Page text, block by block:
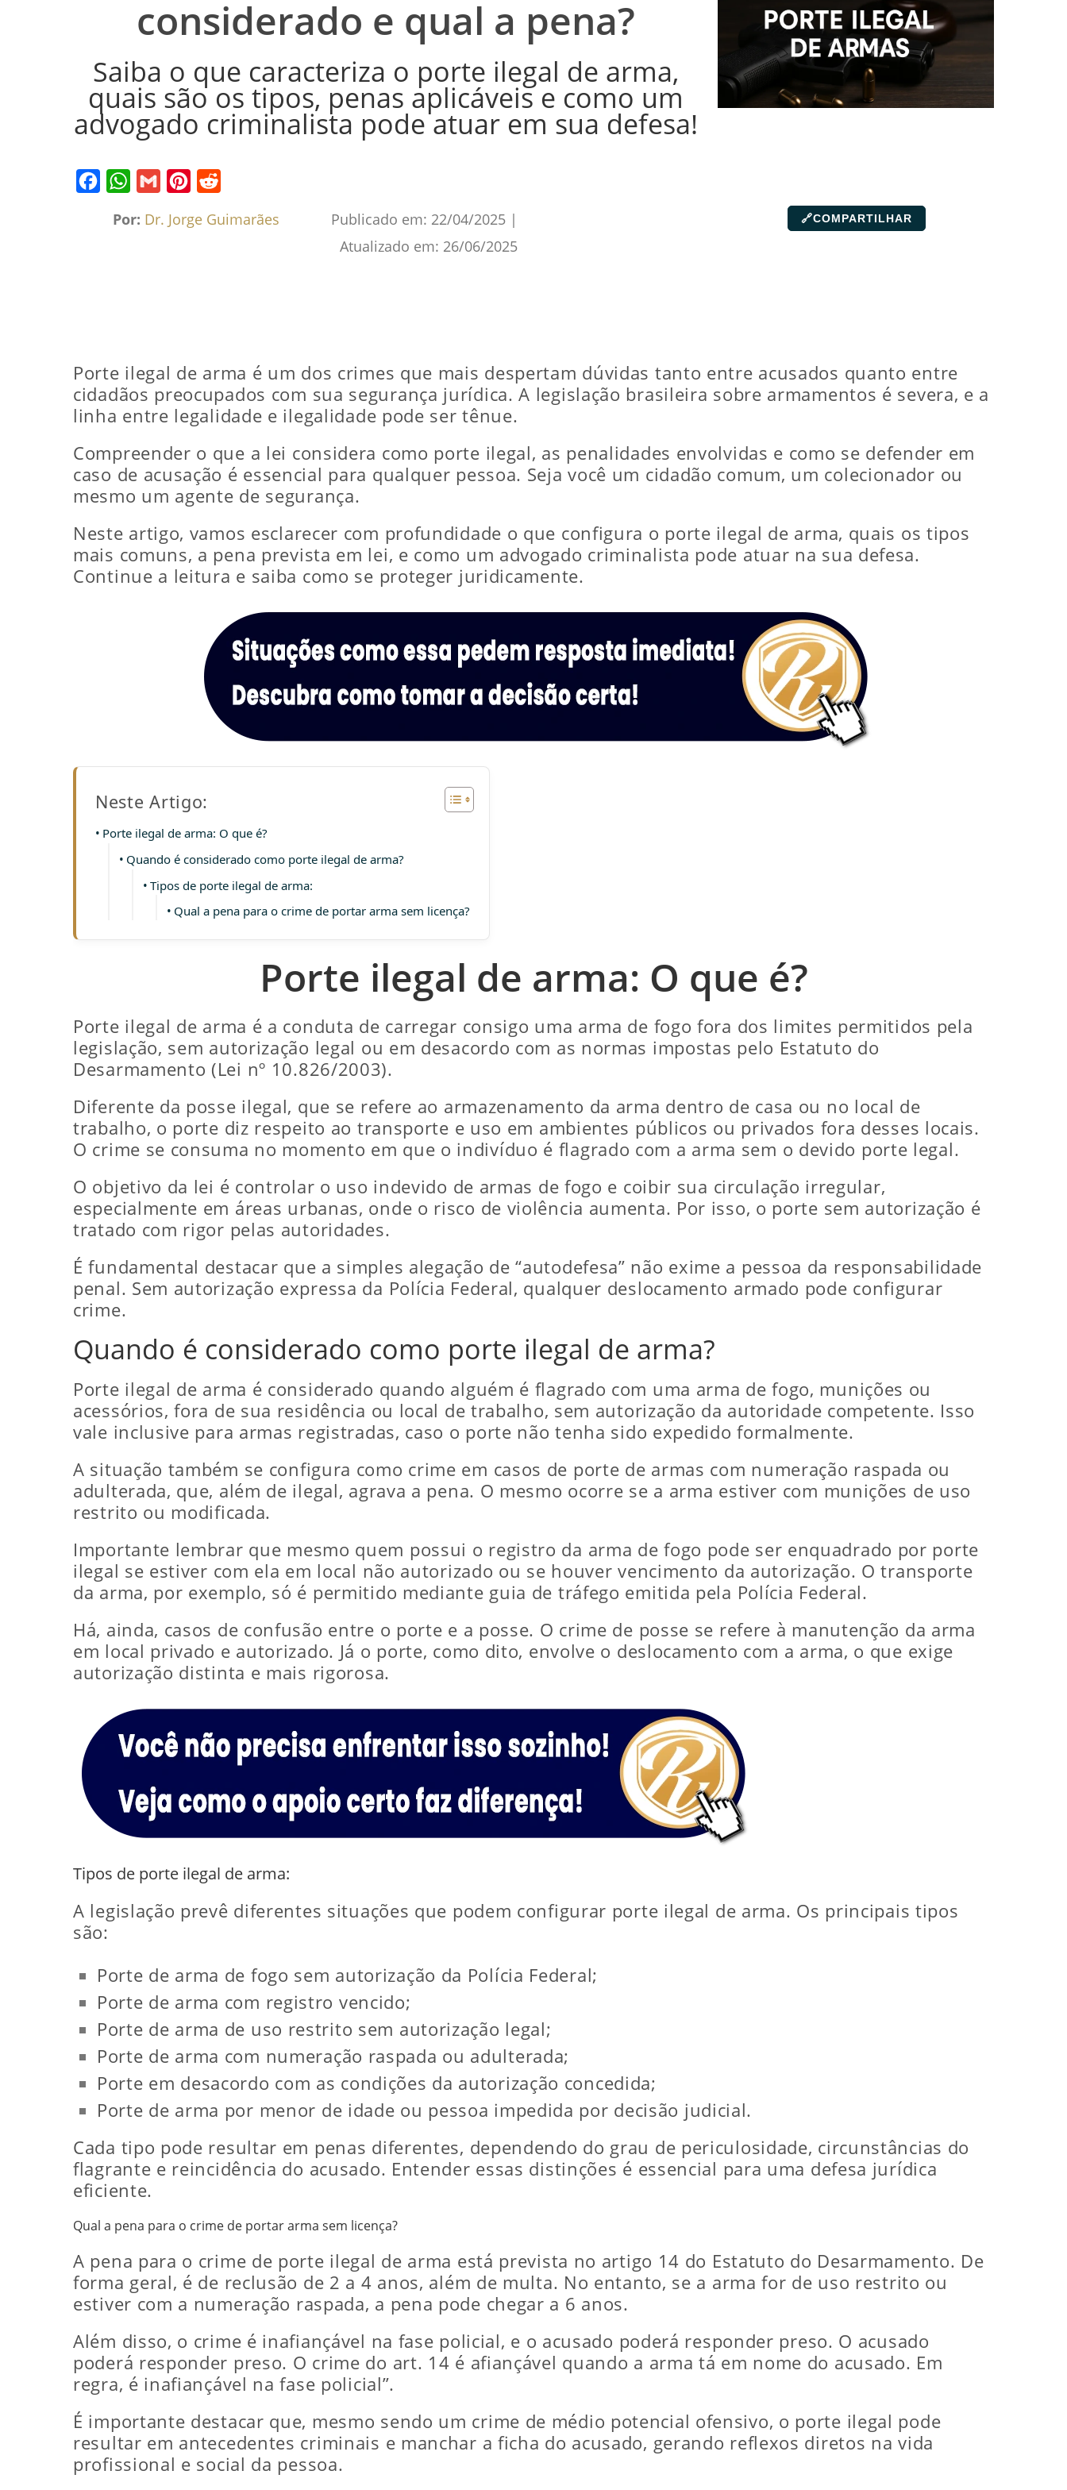
considerado e qual a pena?
Saiba o que caracteriza o porte ilegal de arma,
quais são os tipos, penas aplicáveis e como um
advogado criminalista pode atuar em sua defesa!
Por: Dr. Jorge Guimarães Publicado em: 22/04/2025 |
Atualizado em: 26/06/2025
🔗COMPARTILHAR
Porte ilegal de arma é um dos crimes que mais despertam dúvidas tanto entre acusados quanto entre
cidadãos preocupados com sua segurança jurídica. A legislação brasileira sobre armamentos é severa, e a
linha entre legalidade e ilegalidade pode ser tênue.
Compreender o que a lei considera como porte ilegal, as penalidades envolvidas e como se defender em
caso de acusação é essencial para qualquer pessoa. Seja você um cidadão comum, um colecionador ou
mesmo um agente de segurança.
Neste artigo, vamos esclarecer com profundidade o que configura o porte ilegal de arma, quais os tipos
mais comuns, a pena prevista em lei, e como um advogado criminalista pode atuar na sua defesa.
Continue a leitura e saiba como se proteger juridicamente.
Neste Artigo:
Porte ilegal de arma: O que é?
Quando é considerado como porte ilegal de arma?
Tipos de porte ilegal de arma:
Qual a pena para o crime de portar arma sem licença?
Porte ilegal de arma: O que é?
Porte ilegal de arma é a conduta de carregar consigo uma arma de fogo fora dos limites permitidos pela
legislação, sem autorização legal ou em desacordo com as normas impostas pelo Estatuto do
Desarmamento (Lei nº 10.826/2003).
Diferente da posse ilegal, que se refere ao armazenamento da arma dentro de casa ou no local de
trabalho, o porte diz respeito ao transporte e uso em ambientes públicos ou privados fora desses locais.
O crime se consuma no momento em que o indivíduo é flagrado com a arma sem o devido porte legal.
O objetivo da lei é controlar o uso indevido de armas de fogo e coibir sua circulação irregular,
especialmente em áreas urbanas, onde o risco de violência aumenta. Por isso, o porte sem autorização é
tratado com rigor pelas autoridades.
É fundamental destacar que a simples alegação de “autodefesa” não exime a pessoa da responsabilidade
penal. Sem autorização expressa da Polícia Federal, qualquer deslocamento armado pode configurar
crime.
Quando é considerado como porte ilegal de arma?
Porte ilegal de arma é considerado quando alguém é flagrado com uma arma de fogo, munições ou
acessórios, fora de sua residência ou local de trabalho, sem autorização da autoridade competente. Isso
vale inclusive para armas registradas, caso o porte não tenha sido expedido formalmente.
A situação também se configura como crime em casos de porte de armas com numeração raspada ou
adulterada, que, além de ilegal, agrava a pena. O mesmo ocorre se a arma estiver com munições de uso
restrito ou modificada.
Importante lembrar que mesmo quem possui o registro da arma de fogo pode ser enquadrado por porte
ilegal se estiver com ela em local não autorizado ou se houver vencimento da autorização. O transporte
da arma, por exemplo, só é permitido mediante guia de tráfego emitida pela Polícia Federal.
Há, ainda, casos de confusão entre o porte e a posse. O crime de posse se refere à manutenção da arma
em local privado e autorizado. Já o porte, como dito, envolve o deslocamento com a arma, o que exige
autorização distinta e mais rigorosa.
Tipos de porte ilegal de arma:
A legislação prevê diferentes situações que podem configurar porte ilegal de arma. Os principais tipos
são:
Porte de arma de fogo sem autorização da Polícia Federal;
Porte de arma com registro vencido;
Porte de arma de uso restrito sem autorização legal;
Porte de arma com numeração raspada ou adulterada;
Porte em desacordo com as condições da autorização concedida;
Porte de arma por menor de idade ou pessoa impedida por decisão judicial.
Cada tipo pode resultar em penas diferentes, dependendo do grau de periculosidade, circunstâncias do
flagrante e reincidência do acusado. Entender essas distinções é essencial para uma defesa jurídica
eficiente.
Qual a pena para o crime de portar arma sem licença?
A pena para o crime de porte ilegal de arma está prevista no artigo 14 do Estatuto do Desarmamento. De
forma geral, é de reclusão de 2 a 4 anos, além de multa. No entanto, se a arma for de uso restrito ou
estiver com a numeração raspada, a pena pode chegar a 6 anos.
Além disso, o crime é inafiançável na fase policial, e o acusado poderá responder preso. O acusado
poderá responder preso. O crime do art. 14 é afiançável quando a arma tá em nome do acusado. Em
regra, é inafiançável na fase policial”.
É importante destacar que, mesmo sendo um crime de médio potencial ofensivo, o porte ilegal pode
resultar em antecedentes criminais e manchar a ficha do acusado, gerando reflexos diretos na vida
profissional e social da pessoa.